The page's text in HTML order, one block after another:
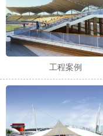
工程案例